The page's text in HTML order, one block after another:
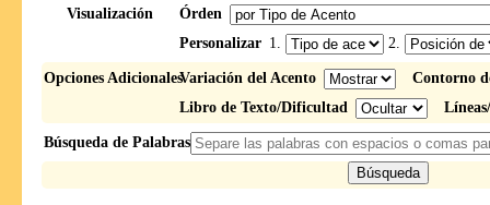
Visualización
Órden
Personalizar 1. 2.
Opciones AdicionalesVariación del Acento
Contorno
Libro de Texto/Dificultad
Búsqueda de Palabras